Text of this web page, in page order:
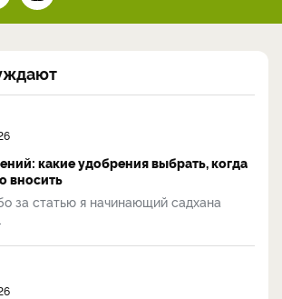
какие удобрения выбрать, когда
вносить
за статью я начинающий садхана